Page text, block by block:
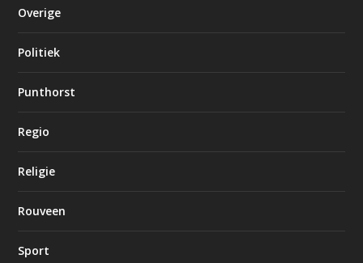
Overige
Politiek
Punthorst
Regio
Religie
Rouveen
Sport